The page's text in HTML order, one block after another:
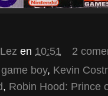
en 10:51
2
game boy, Kevin
, Robin Hood: Prince